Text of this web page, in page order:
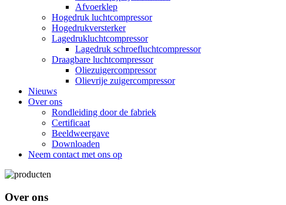
Afvoerklep
Hogedruk luchtcompressor
Hogedrukversterker
Lagedrukluchtcompressor
Lagedruk schroefluchtcompressor
Draagbare luchtcompressor
Oliezuigercompressor
Olievrije zuigercompressor
Nieuws
Over ons
Rondleiding door de fabriek
Certificaat
Beeldweergave
Downloaden
Neem contact met ons op
Over ons